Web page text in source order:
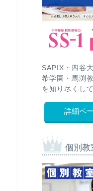
SAPIX・四谷
希学園・馬渕
を知り尽くし
詳細ペ
個別教